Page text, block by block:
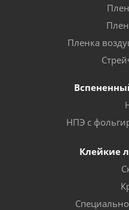
Пленка
НПЭ с
Клейкие